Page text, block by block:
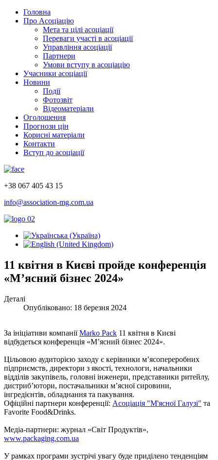
Головна
Про Асоціацію
Мета та цілі асоціації
Переваги участі в асоціації
Управління асоціації
Партнери
Умови вступу в асоціацію
Учасники асоціації
Новини
Події
Фотозвіт
Відеоматеріали
Оголошення
Прогнози цін
Корисні матеріали
Контакти
Вступ до асоціації
+38 067 405 43 15
info@association-mg.com.ua
11 квітня в Києві пройде конференція
«М’ясний бізнес 2024»
Деталі
Опубліковано: 18 березня 2024
За ініціативи компаніїMarko Pack 11 квітня в Києві
відбудеться конференція «М’ясний бізнес 2024».
Цільовою аудиторією заходу є керівники м’ясопереробних
підприємств, директори з якості, технологи, начальники
відділів закупівель, головні інженери, представники ритейлу,
дистриб’ютори, постачальники м’ясної сировини,
інгредієнтів, обладнання та пакування.
Офіційні партнери конференції: Асоціація "М'ясної Галузі" та
Favorite Food&Drinks.
Медіа-партнери: журнал «Світ Продуктів»,
www.packaging.com.ua
У рамках програми зустрічі увагу буде приділено тенденціям